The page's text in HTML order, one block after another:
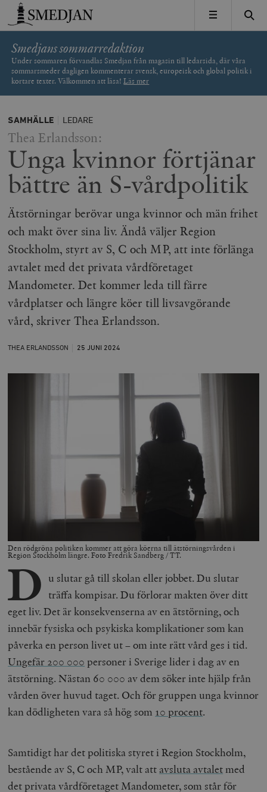
Timbro
MENY
Smedjans sommarredaktion
Under sommaren förvandlas Smedjan från magasin till ledarsida, där våra
sommarsmeder dagligen kommenterar svensk, europeisk och global politik i
kortare texter. Välkommen att läsa!Läs mer
SAMHÄLLE LEDARE
Thea Erlandsson:
Unga kvinnor förtjänar
bättre än S-vårdpolitik
Ätstörningar berövar unga kvinnor och män frihet
och makt över sina liv. Ändå väljer Region
Stockholm, styrt av S, C och MP, att inte förlänga
avtalet med det privata vårdföretaget
Mandometer. Det kommer leda till färre
vårdplatser och längre köer till livsavgörande
vård, skriver Thea Erlandsson.
THEA ERLANDSSON 25 JUNI 2024
Den rödgröna politiken kommer att göra köerna till ätstörningsvården i
Region Stockholm längre. Foto Fredrik Sandberg / TT.
D u slutar gå till skolan eller jobbet. Du slutar
träffa kompisar. Du förlorar makten över ditt
eget liv. Det är konsekvenserna av en ätstörning, och
innebär fysiska och psykiska komplikationer som kan
påverka en person livet ut – om inte rätt vård ges i tid.
Ungefär 200 000 personer i Sverige lider i dag av en
ätstörning. Nästan 60 000 av dem söker inte hjälp från
vården över huvud taget. Och för gruppen unga kvinnor
kan dödligheten vara så hög som 10 procent.
Samtidigt har det politiska styret i Region Stockholm,
bestående av S, C och MP, valt att avsluta avtalet med
det privata vårdföretaget Mandometer, som står för